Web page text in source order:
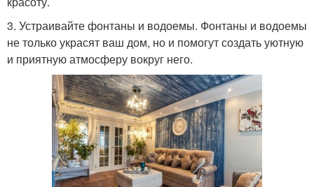
3. Устраивайте фонтаны и водоемы. Фонтаны и водоемы
не только украсят ваш дом, но и помогут создать уютную
и приятную атмосферу вокруг него.